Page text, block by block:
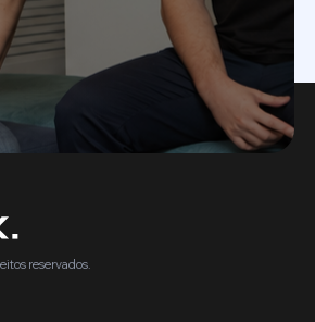
reservados.